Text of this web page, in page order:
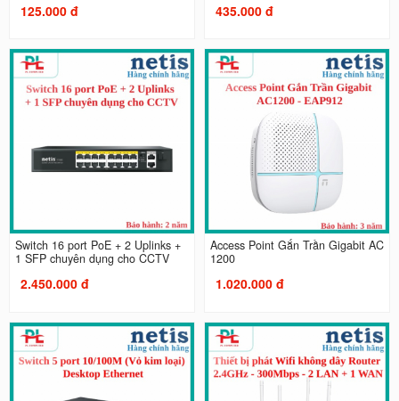
125.000 đ 435.000 đ
Switch 16 port PoE + 2 Uplinks +
1 SFP chuyên dụng cho CCTV
2.450.000 đ
Access Point Gắn Trần Gigabit AC
1200
1.020.000 đ